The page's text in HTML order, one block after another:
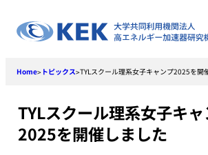
content
Home> トピックス>TYLスクール理系女子キャンプ2025を開
TYLスクール理系女子キ
2025を開催しました